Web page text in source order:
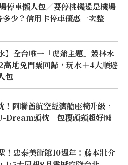
停車懶人包／要停桃機還是機場
多少？信用卡停車優惠一次整
】全台唯一「虎爺主題」叢林水
高地免門票回歸，玩水＋4大順遊
包
！阿聯酋航空經濟艙座椅升級，
Dream頭枕」包覆頭頸超好睡
！忠泰美術館10週年：藤本壯介